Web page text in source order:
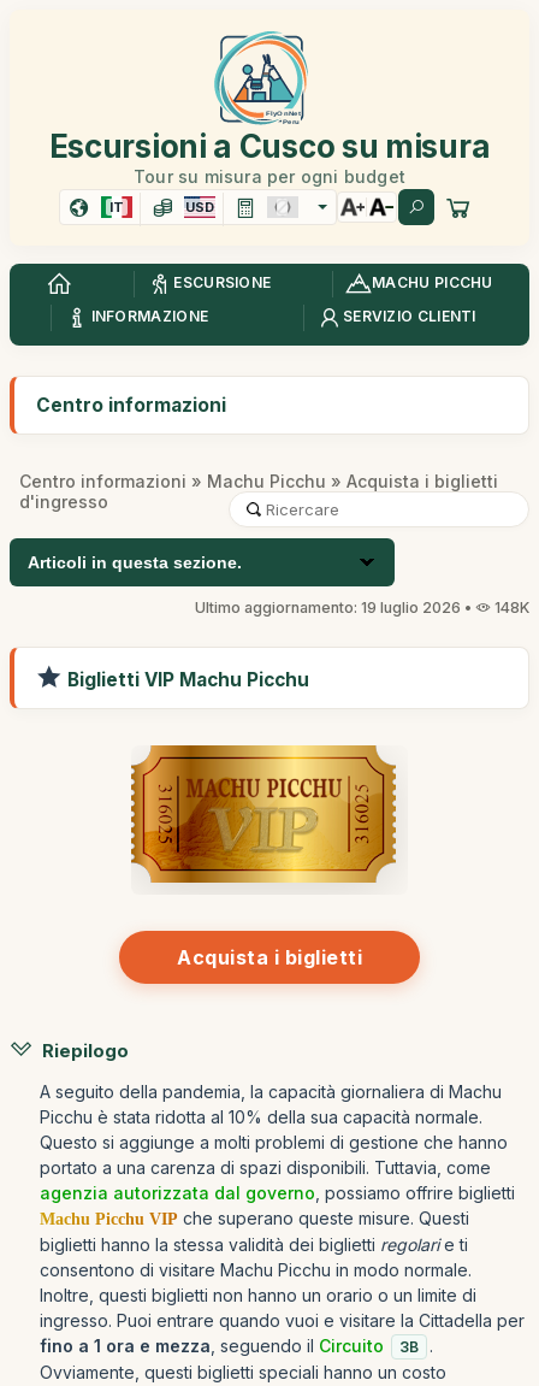
Escursioni a Cusco su misura
Tour su misura per ogni budget
IT USD
ESCURSIONE
MACHU PICCHU
INFORMAZIONE
SERVIZIO CLIENTI
Centro informazioni
Centro informazioni » Machu Picchu » Acquista i biglietti
d'ingresso
Articoli in questa sezione.
Ultimo aggiornamento: 19 luglio 2026 • 148K
Biglietti VIP Machu Picchu
Acquista i biglietti
Riepilogo
A seguito della pandemia, la capacità giornaliera di Machu
Picchu è stata ridotta al 10% della sua capacità normale.
Questo si aggiunge a molti problemi di gestione che hanno
portato a una carenza di spazi disponibili. Tuttavia, come
agenzia autorizzata dal governo , possiamo offrire biglietti
Machu Picchu VIP che superano queste misure. Questi
biglietti hanno la stessa validità dei biglietti regolarie ti
consentono di visitare Machu Picchu in modo normale.
Inoltre, questi biglietti non hanno un orario o un limite di
ingresso. Puoi entrare quando vuoi e visitare la Cittadella per
fino a 1 ora e mezza , seguendo il Circuito 3B
.
Ovviamente, questi biglietti speciali hanno un costo